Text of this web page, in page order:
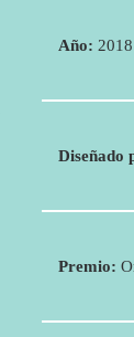
Año: 2018
Diseñado
Premio: